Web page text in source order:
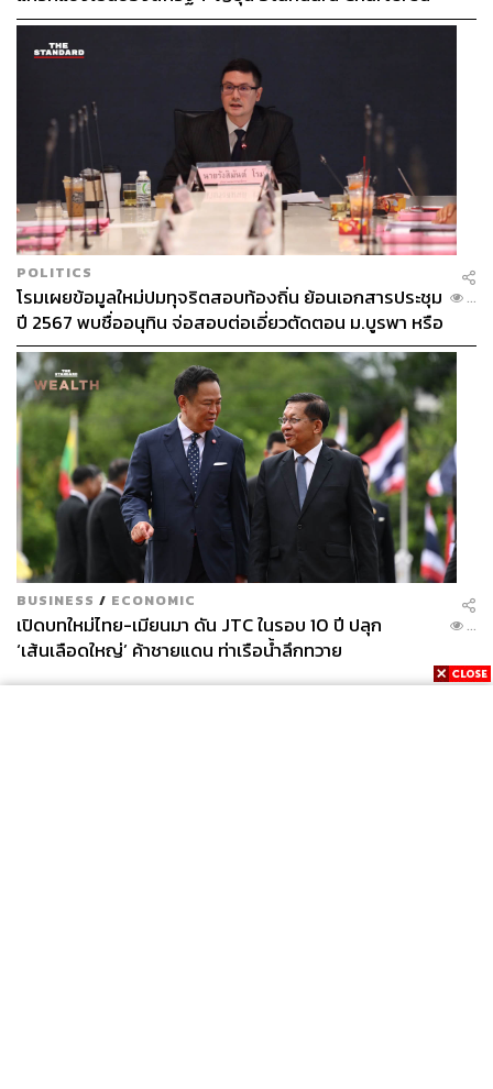
เปิดเป้าสิ้นปีนี้จ่อแข็งต่อแตะ 32.50 บาทต่อดอลลาร์
POLITICS
โรมเผยข้อมูลใหม่ปมทุจริตสอบท้องถิ่น ย้อนเอกสารประชุม
ปี 2567 พบชื่ออนุทิน จ่อสอบต่อเอี่ยวตัดตอน ม.บูรพา หรือ
ไม่
...
BUSINESS / ECONOMIC
เปิดบทใหม่ไทย-เมียนมา ดัน JTC ในรอบ 10 ปี ปลุก
‘เส้นเลือดใหญ่’ ค้าชายแดน ท่าเรือน้ำลึกทวาย
...